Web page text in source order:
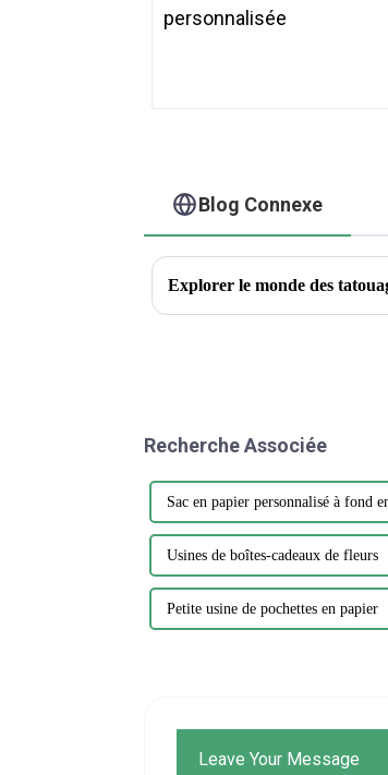
Blog Connexe
Recherche Associée
Sac en papier personnalisé à fond
Usines de boîtes-cadeaux de fleurs
Petite usine de pochettes en papier
Leave Your Message